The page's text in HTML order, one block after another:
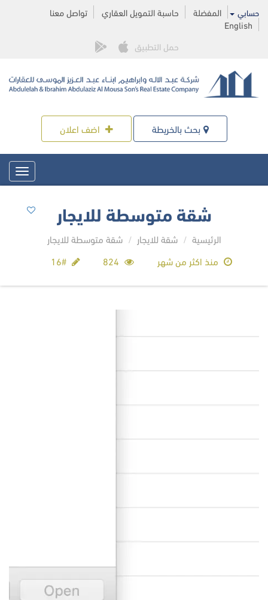
حسابي المفضلة حاسبة التمويل العقاري
تواصل معنا
English
حمل التطبيق
بحث بالخريطة اضف اعلان
شقة متوسطة للايجار
الرئيسية شقة للايجار
شقة متوسطة للايجار
منذ اكثر من شهر
#16